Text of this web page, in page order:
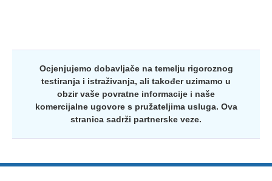
Ocjenjujemo dobavljače na temelju rigoroznog
testiranja i istraživanja, ali također uzimamo u
obzir vaše povratne informacije i naše
komercijalne ugovore s pružateljima usluga. Ova
stranica sadrži partnerske veze.